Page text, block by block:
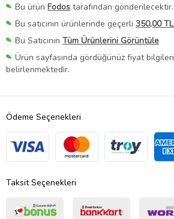
Bu ürün Fodos tarafından gönderilecektir.
Bu satıcının ürünlerinde geçerli 350,00
Bu Satıcının Tüm Ürünlerini Görüntüle
Ürün sayfasında gördüğünüz fiyat
belirlenmektedir.
Ödeme Seçenekleri
Taksit Seçenekleri